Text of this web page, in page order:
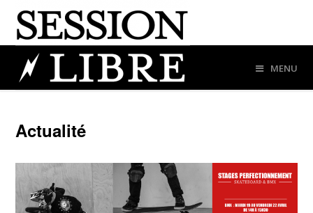
MENU
Actualité